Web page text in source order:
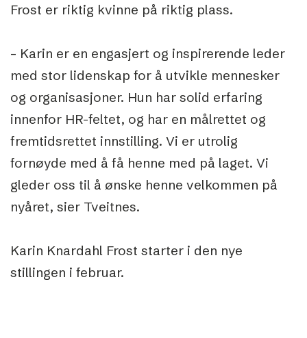
Frost er riktig kvinne på riktig plass.
– Karin er en engasjert og inspirerende leder
med stor lidenskap for å utvikle mennesker
og organisasjoner. Hun har solid erfaring
innenfor HR-feltet, og har en målrettet og
fremtidsrettet innstilling. Vi er utrolig
fornøyde med å få henne med på laget. Vi
gleder oss til å ønske henne velkommen på
nyåret, sier Tveitnes.
Karin Knardahl Frost starter i den nye
stillingen i februar.